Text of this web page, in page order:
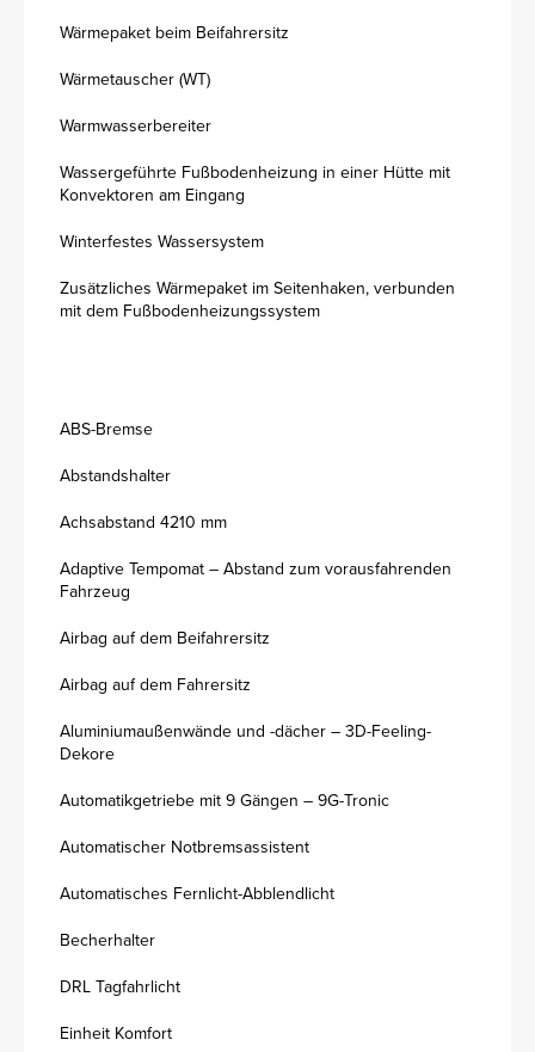
Wärmepaket beim Beifahrersitz
Wärmetauscher (WT)
Warmwasserbereiter
Wassergeführte Fußbodenheizung in einer Hütte mit
Konvektoren am Eingang
Winterfestes Wassersystem
Zusätzliches Wärmepaket im Seitenhaken, verbunden
mit dem Fußbodenheizungssystem
ABS-Bremse
Abstandshalter
Achsabstand 4210 mm
Adaptive Tempomat – Abstand zum vorausfahrenden
Fahrzeug
Airbag auf dem Beifahrersitz
Airbag auf dem Fahrersitz
Aluminiumaußenwände und -dächer – 3D-Feeling-
Dekore
Automatikgetriebe mit 9 Gängen – 9G-Tronic
Automatischer Notbremsassistent
Automatisches Fernlicht-Abblendlicht
Becherhalter
DRL Tagfahrlicht
Einheit Komfort